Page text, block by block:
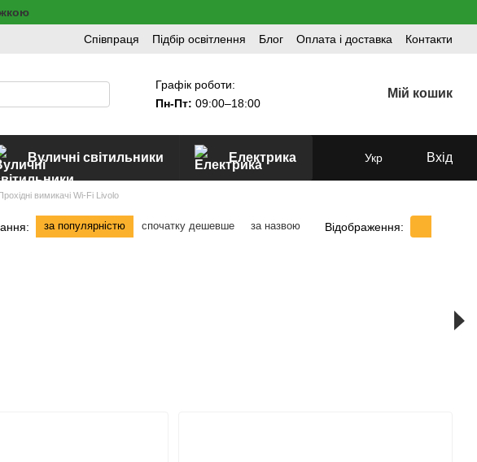
Співпраця Підбір освітлення Блог Оплата і доставка Контакти
Графік роботи:
Пн-Пт:09:00–18:00
Мій кошик
Вуличні світильники Електрика Укр Вхід
вимикачі Wi-Fi Livolo
за популярністю спочатку дешевше за назвою Відображення: